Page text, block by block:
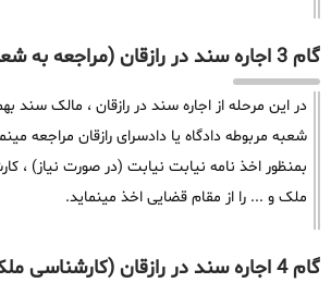
گام 3 اجاره سند در رازقان (مراجعه به شعبه)
در این مرحله از اجاره سند در رازقان ، مالک سند
شعبه مربوطه دادگاه یا دادسرای رازقان مراجعه
بمنظور اخذ نامه نیابت نیابت (در صورت نیاز) ،
ملک و ... را از مقام قضایی اخذ مینماید.
گام 4 اجاره سند در رازقان (کارشناسی ملک)